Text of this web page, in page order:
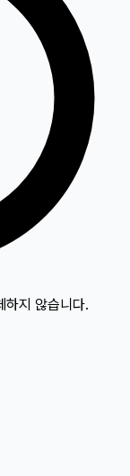
하지 않습니다.